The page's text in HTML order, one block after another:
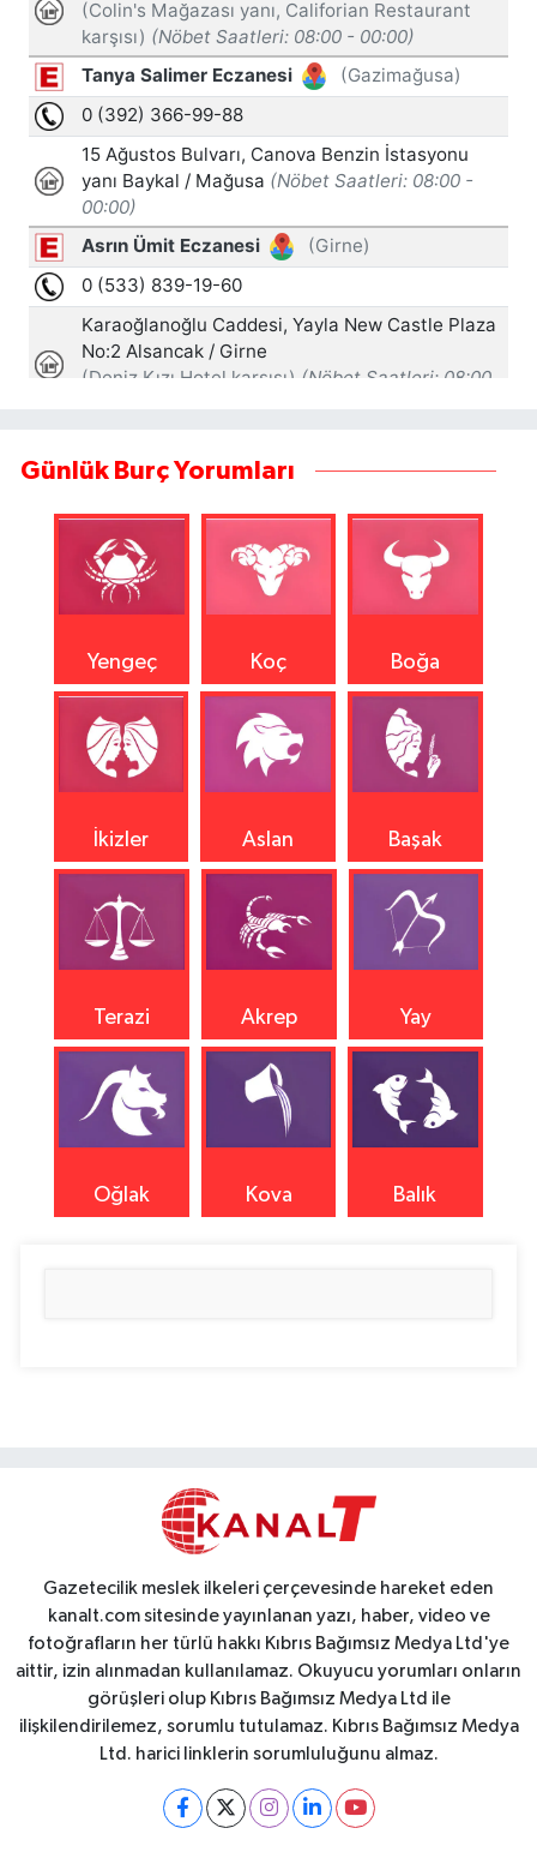
Günlük Burç Yorumları
Yengeç Koç Boğa
İkizler Aslan Başak
Terazi Akrep Yay
Oğlak Kova Balık
Gazetecilik meslek ilkeleri çerçevesinde hareket eden
kanalt.com sitesinde yayınlanan yazı, haber, video ve
fotoğrafların her türlü hakkı Kıbrıs Bağımsız Medya Ltd'ye
aittir, izin alınmadan kullanılamaz. Okuyucu yorumları onların
görüşleri olup Kıbrıs Bağımsız Medya Ltd ile
ilişkilendirilemez, sorumlu tutulamaz. Kıbrıs Bağımsız Medya
Ltd. harici linklerin sorumluluğunu almaz.